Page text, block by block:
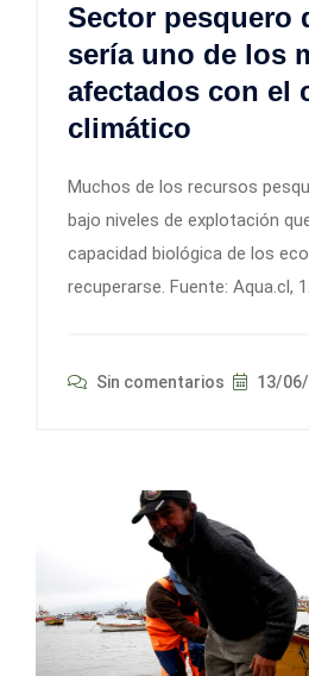
Sector pesquero
sería uno de los
afectados con el
climático
Muchos de los recursos
bajo niveles de explotación
capacidad biológica de los
recuperarse. Fuente: Aqua.cl,
Sin comentarios 13/